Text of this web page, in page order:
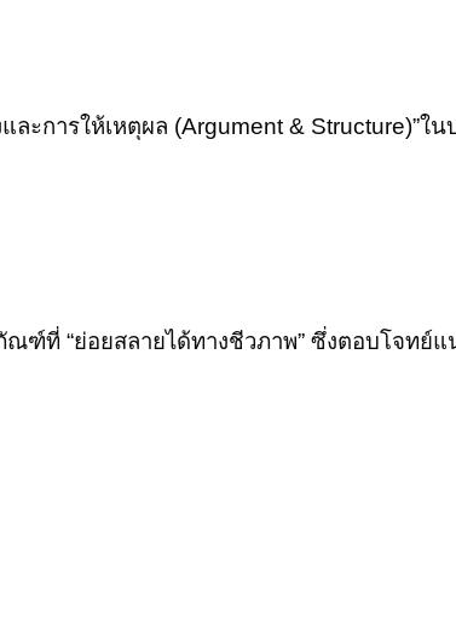
ละการให้เหตุผล (Argument & Structure)”ใน
ฑ์ที่ “ย่อยสลายได้ทางชีวภาพ” ซึ่งตอบโจทย์